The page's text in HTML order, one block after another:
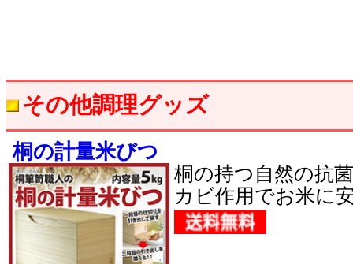
その他調理グッズ
桐の計量米びつ
桐の持つ自然の抗
カビ作用でお米に